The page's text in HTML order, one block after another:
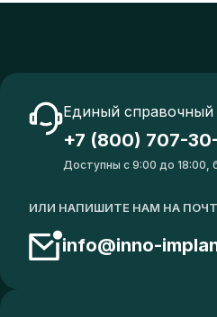
Единый справочный
+7 (800) 707-
Доступны с 9:00 до 18:00,
ИЛИ НАПИШИТЕ НАМ НА
info@inno-